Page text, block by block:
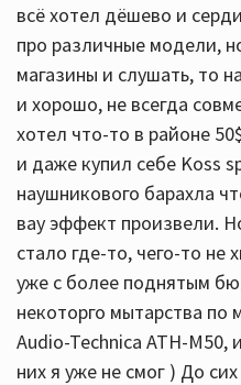
всё хотел дёшево и
про различные модели,
магазины и слушать, то
и хорошо, не всегда
хотел что-то в районе
и даже купил себе Koss
наушникового барахла
вау эффект произвели.
стало где-то, чего-то не
уже с более поднятым
некоторго мытарства по
Audio-Technica ATH-M50,
них я уже не смог ) До